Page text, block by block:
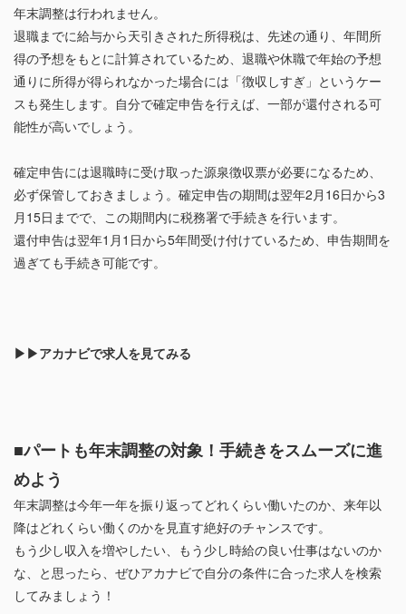
年末調整は行われません。
退職までに給与から天引きされた所得税は、先述の通り、年間所
得の予想をもとに計算されているため、退職や休職で年始の予想
通りに所得が得られなかった場合には「徴収しすぎ」というケー
スも発生します。自分で確定申告を行えば、一部が還付される可
能性が高いでしょう。
確定申告には退職時に受け取った源泉徴収票が必要になるため、
必ず保管しておきましょう。確定申告の期間は翌年2月16日から3
月15日までで、この期間内に税務署で手続きを行います。
還付申告は翌年1月1日から5年間受け付けているため、申告期間を
過ぎても手続き可能です。
▶▶アカナビで求人を見てみる
■パートも年末調整の対象！手続きをスムーズに進
めよう
年末調整は今年一年を振り返ってどれくらい働いたのか、来年以
降はどれくらい働くのかを見直す絶好のチャンスです。
もう少し収入を増やしたい、もう少し時給の良い仕事はないのか
な、と思ったら、ぜひアカナビで自分の条件に合った求人を検索
してみましょう！